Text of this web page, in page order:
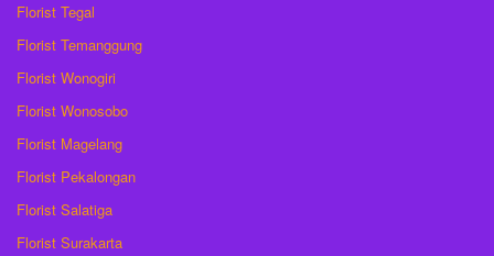
Florist Tegal
Florist Temanggung
Florist Wonogiri
Florist Wonosobo
Florist Magelang
Florist Pekalongan
Florist Salatiga
Florist Surakarta